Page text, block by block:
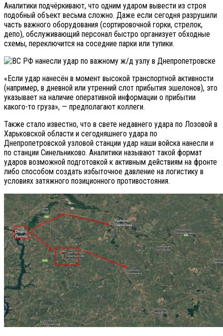
Аналитики подчёркивают, что одним ударом вывести из строя
подобный объект весьма сложно. Даже если сегодня разрушили
часть важного оборудования (сортировочной горки, стрелок,
депо), обслуживающий персонал быстро организует обходные
схемы, переключится на соседние парки или тупики.
«Если удар нанесён в момент высокой транспортной активности
(например, в дневной или утренний слот прибытия эшелонов), это
указывает на наличие оперативной информации о прибытии
какого-то груза», — предполагают коллеги.
Также стало известно, что в свете недавнего удара по Лозовой в
Харьковской области и сегодняшнего удара по
Днепропетровской узловой станции удар наши войска нанесли и
по станции Синельниково. Аналитики называют такой формат
ударов возможной подготовкой к активным действиям на фронте
либо способом создать избыточное давление на логистику в
условиях затяжного позиционного противостояния.